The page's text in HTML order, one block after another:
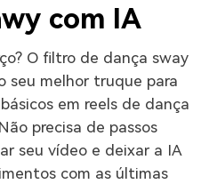
com IA
O filtro de dança sway
seu melhor truque para
em reels de dança
precisa de passos
seu vídeo e deixar a IA
com as últimas